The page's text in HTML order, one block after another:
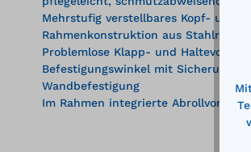
Mehrstufig verstellbares Kopf- und
Rahmenkonstruktion aus
Problemlose Klapp- und
Befestigungswinkel mit
Wandbefestigung
Im Rahmen integrierte